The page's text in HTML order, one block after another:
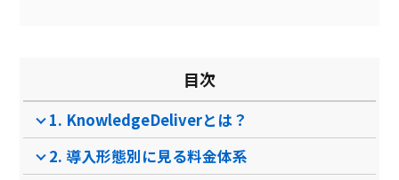
オリジナルコンテンツ作成
診察券アプリ
目次
1. KnowledgeDeliverとは？
2. 導入形態別に見る料金体系